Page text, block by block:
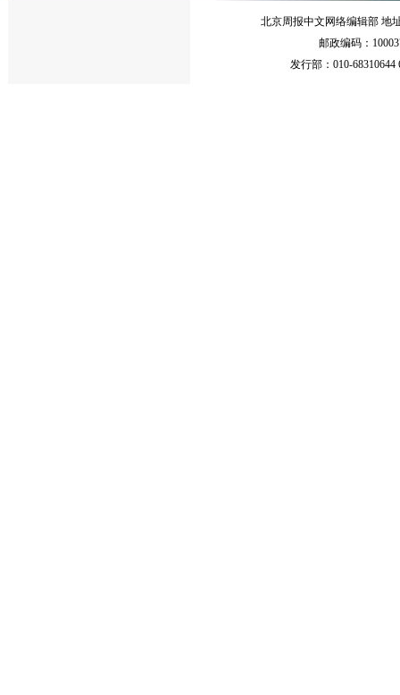
北京周报中文网络编辑部 地
邮政编码：
发行部：010-68310644